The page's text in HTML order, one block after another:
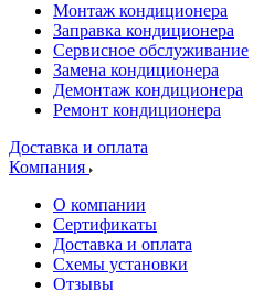
Монтаж кондиционера
Заправка кондиционера
Сервисное обслуживание
Замена кондиционера
Демонтаж кондиционера
Ремонт кондиционера
Доставка и оплата
Компания
О компании
Сертификаты
Доставка и оплата
Схемы установки
Отзывы